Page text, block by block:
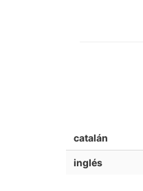
catalán
inglés